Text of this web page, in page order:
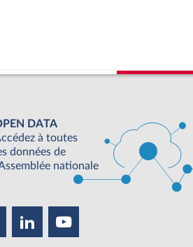
DATA
à toutes
données de
nationale